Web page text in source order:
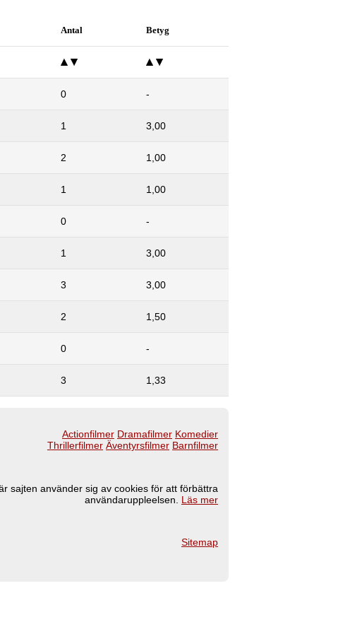
Antal Betyg
0 -
1 3,00
2 1,00
1 1,00
0 -
1 3,00
3 3,00
2 1,50
0 -
3 1,33
Actionfilmer Dramafilmer Komedier
Thrillerfilmer Äventyrsfilmer Barnfilmer
sajten använder sig av cookies för att förbättra
användaruppleelsen. Läs mer
Sitemap